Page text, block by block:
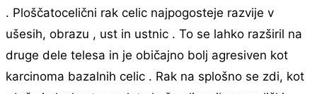
. Ploščatocelični rak celic najpogosteje razvije v
ušesih, obrazu , ust in ustnic . To se lahko razširil na
druge dele telesa in je običajno bolj agresiven kot
karcinoma bazalnih celic . Rak na splošno se zdi, kot